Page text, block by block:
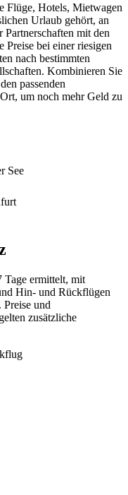
Flüge, Hotels, Mietwagen
Urlaub gehört, an
mit den
bei einer riesigen
nach bestimmten
Kombinieren Sie
passenden
um noch mehr Geld zu
See
Tage ermittelt, mit
Hin- und Rückflügen
Preise und
zusätzliche